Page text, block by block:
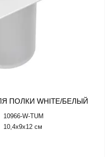
ПОЛКИ WHITE/БЕЛЫЙ
10966-W-TUM
10,4x9x12 см